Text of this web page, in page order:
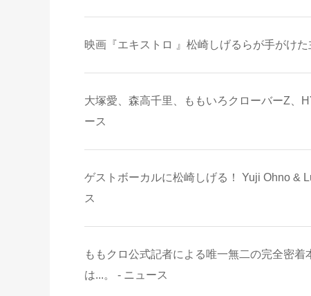
映画『エキストロ 』松崎しげるらが手がけ
大塚愛、森高千里、ももいろクローバーZ、
ース
ゲストボーカルに松崎しげる！ Yuji Ohno &
ス
ももクロ公式記者による唯一無二の完全密
は...。 - ニュース